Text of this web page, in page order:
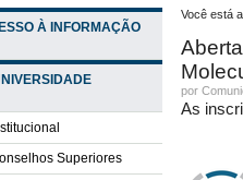
À INFORMAÇÃO
Superiores
Você está
por
As